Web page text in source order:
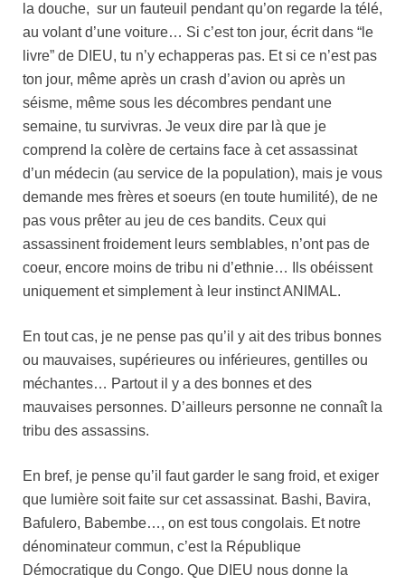
la douche, sur un fauteuil pendant qu’on regarde la télé,
au volant d’une voiture… Si c’est ton jour, écrit dans “le
livre” de DIEU, tu n’y echapperas pas. Et si ce n’est pas
ton jour, même après un crash d’avion ou après un
séisme, même sous les décombres pendant une
semaine, tu survivras. Je veux dire par là que je
comprend la colère de certains face à cet assassinat
d’un médecin (au service de la population), mais je vous
demande mes frères et soeurs (en toute humilité), de ne
pas vous prêter au jeu de ces bandits. Ceux qui
assassinent froidement leurs semblables, n’ont pas de
coeur, encore moins de tribu ni d’ethnie… Ils obéissent
uniquement et simplement à leur instinct ANIMAL.
En tout cas, je ne pense pas qu’il y ait des tribus bonnes
ou mauvaises, supérieures ou inférieures, gentilles ou
méchantes… Partout il y a des bonnes et des
mauvaises personnes. D’ailleurs personne ne connaît la
tribu des assassins.
En bref, je pense qu’il faut garder le sang froid, et exiger
que lumière soit faite sur cet assassinat. Bashi, Bavira,
Bafulero, Babembe…, on est tous congolais. Et notre
dénominateur commun, c’est la République
Démocratique du Congo. Que DIEU nous donne la